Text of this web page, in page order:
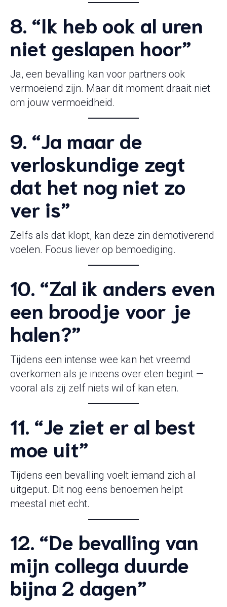
8. “Ik heb ook al uren
niet geslapen hoor”
Ja, een bevalling kan voor partners ook
vermoeiend zijn. Maar dit moment draait niet
om jouw vermoeidheid.
9. “Ja maar de
verloskundige zegt
dat het nog niet zo
ver is”
Zelfs als dat klopt, kan deze zin demotiverend
voelen. Focus liever op bemoediging.
10. “Zal ik anders even
een broodje voor je
halen?”
Tijdens een intense wee kan het vreemd
overkomen als je ineens over eten begint —
vooral als zij zelf niets wil of kan eten.
11. “Je ziet er al best
moe uit”
Tijdens een bevalling voelt iemand zich al
uitgeput. Dit nog eens benoemen helpt
meestal niet echt.
12. “De bevalling van
mijn collega duurde
bijna 2 dagen”